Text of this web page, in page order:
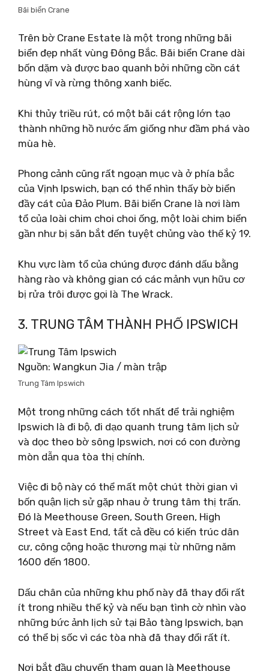
Bãi biển Crane
Trên bờ Crane Estate là một trong những bãi
biển đẹp nhất vùng Đông Bắc. Bãi biển Crane dài
bốn dặm và được bao quanh bởi những cồn cát
hùng vĩ và rừng thông xanh biếc.
Khi thủy triều rút, có một bãi cát rộng lớn tạo
thành những hồ nước ấm giống như đầm phá vào
mùa hè.
Phong cảnh cũng rất ngoạn mục và ở phía bắc
của Vịnh Ipswich, bạn có thể nhìn thấy bờ biển
đầy cát của Đảo Plum. Bãi biển Crane là nơi làm
tổ của loài chim choi choi ống, một loài chim biển
gần như bị săn bắt đến tuyệt chủng vào thế kỷ 19.
Khu vực làm tổ của chúng được đánh dấu bằng
hàng rào và không gian có các mảnh vụn hữu cơ
bị rửa trôi được gọi là The Wrack.
3. TRUNG TÂM THÀNH PHỐ IPSWICH
Nguồn: Wangkun Jia / màn trập
Trung Tâm Ipswich
Một trong những cách tốt nhất để trải nghiệm
Ipswich là đi bộ, đi dạo quanh trung tâm lịch sử
và dọc theo bờ sông Ipswich, nơi có con đường
mòn dẫn qua tòa thị chính.
Việc đi bộ này có thể mất một chút thời gian vì
bốn quận lịch sử gặp nhau ở trung tâm thị trấn.
Đó là Meethouse Green, South Green, High
Street và East End, tất cả đều có kiến ​​trúc dân
cư, công cộng hoặc thương mại từ những năm
1600 đến 1800.
Dấu chân của những khu phố này đã thay đổi rất
ít trong nhiều thế kỷ và nếu bạn tình cờ nhìn vào
những bức ảnh lịch sử tại Bảo tàng Ipswich, bạn
có thể bị sốc vì các tòa nhà đã thay đổi rất ít.
Nơi bắt đầu chuyến tham quan là Meethouse